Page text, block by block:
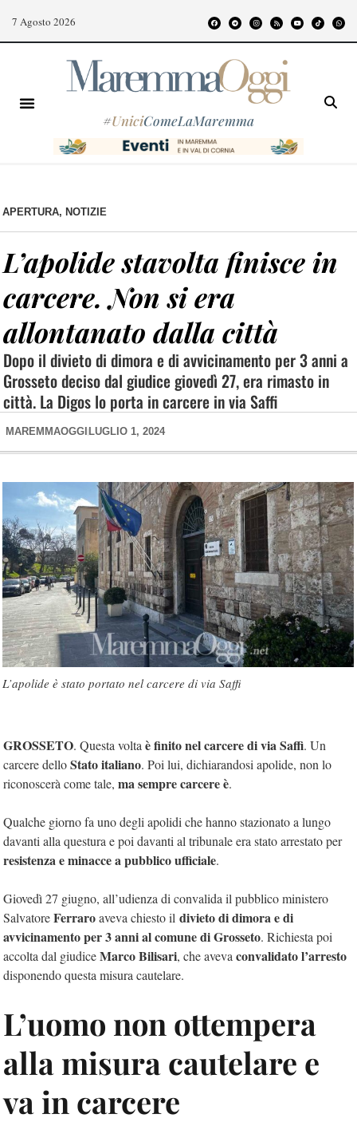
7 Agosto 2026
#UniciComeLaMaremma
APERTURA, NOTIZIE
L’apolide stavolta finisce in
carcere. Non si era
allontanato dalla città
Dopo il divieto di dimora e di avvicinamento per 3 anni a
Grosseto deciso dal giudice giovedì 27, era rimasto in
città. La Digos lo porta in carcere in via Saffi
MAREMMAOGGI LUGLIO 1, 2024
L’apolide è stato portato nel carcere di via Saffi
GROSSETO. Questa volta è finito nel carcere di via Saffi. Un
carcere delloStato italiano. Poi lui, dichiarandosi apolide, non lo
riconoscerà come tale, ma sempre carcere è.
Qualche giorno fa uno degli apolidi che hanno stazionato a lungo
davanti alla questura e poi davanti al tribunale era stato arrestato per
resistenza e minacce a pubblico ufficiale.
Giovedì 27 giugno, all’udienza di convalida il pubblico ministero
SalvatoreFerraroaveva chiesto il divieto di dimora e di
avvicinamento per 3 anni al comune di Grosseto. Richiesta poi
accolta dal giudiceMarco Bilisari, che aveva convalidato l’arresto
disponendo questa misura cautelare.
L’uomo non ottempera
alla misura cautelare e
va in carcere